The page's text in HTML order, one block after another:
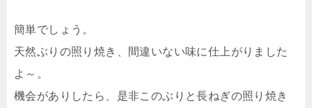
簡単でしょう。
天然ぶりの照り焼き、間違いない味に仕上がりました
よ～。
機会がありしたら、是非このぶりと長ねぎの照り焼き